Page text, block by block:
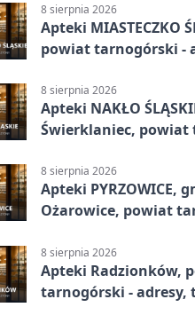
8 sierpnia 2026
Apteki MIASTECZKO
powiat tarnogórski -
8 sierpnia 2026
Apteki NAKŁO
Świerklaniec, powiat
8 sierpnia 2026
Apteki PYRZOWICE,
Ożarowice, powiat
8 sierpnia 2026
Apteki Radzionków,
tarnogórski - adresy,